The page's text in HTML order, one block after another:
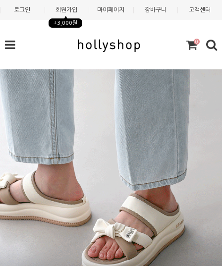
로그인 회원가입
+3,000원
마이페이지 장바구니 고객센터
0